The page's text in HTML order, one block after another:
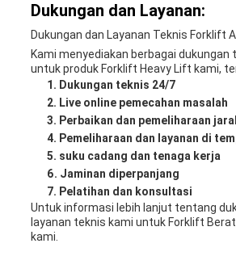
Dukungan dan Layanan:
Dukungan dan Layanan Teknis Forklift
Kami menyediakan berbagai dukungan
untuk produk Forklift Heavy Lift kami,
Dukungan teknis 24/7
Live online pemecahan masalah
Perbaikan dan pemeliharaan
Pemeliharaan dan layanan di
suku cadang dan tenaga kerja
Jaminan diperpanjang
Pelatihan dan konsultasi
Untuk informasi lebih lanjut tentang
layanan teknis kami untuk Forklift
kami.